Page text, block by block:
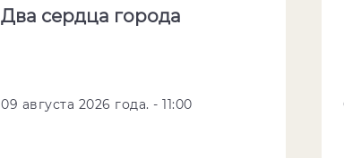
Два сердца города
09 августа 2026 года. - 11:00